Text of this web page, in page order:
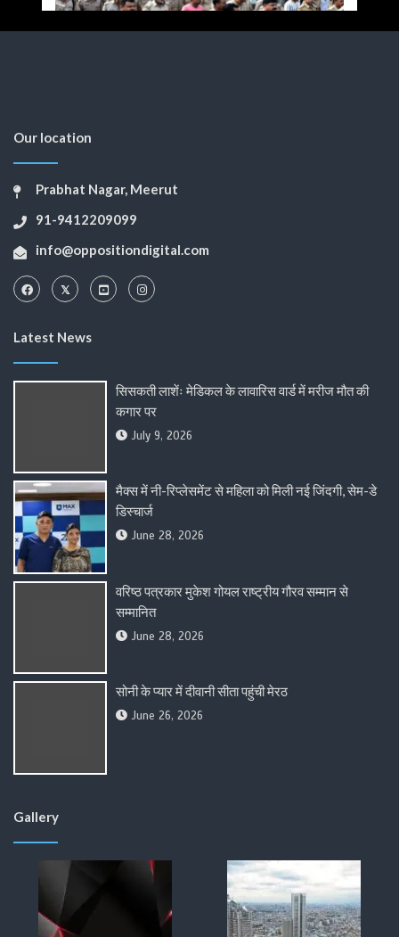
Our location
Prabhat Nagar, Meerut
91-9412209099
info@oppositiondigital.com
Latest News
सिसकती लाशेंः मेडिकल के लावारिस वार्ड में मरीज मौत की
कगार पर
July 9, 2026
मैक्स में नी-रिप्लेसमेंट से महिला को मिली नई जिंदगी, सेम-डे
डिस्चार्ज
June 28, 2026
वरिष्ठ पत्रकार मुकेश गोयल राष्ट्रीय गौरव सम्मान से
सम्मानित
June 28, 2026
सोनी के प्यार में दीवानी सीता पहुंची मेरठ
June 26, 2026
Gallery